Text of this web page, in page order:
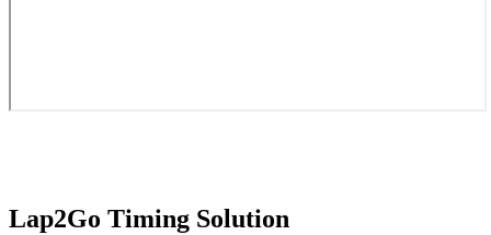
Lap2Go Timing Solution